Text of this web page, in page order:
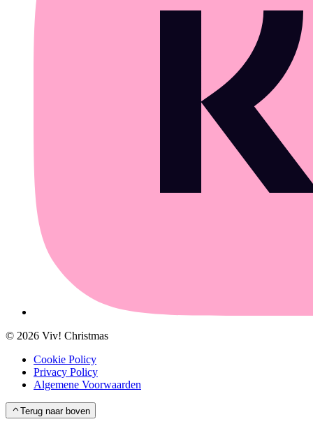
© 2026 Viv! Christmas
Cookie Policy
Privacy Policy
Algemene Voorwaarden
Terug naar boven